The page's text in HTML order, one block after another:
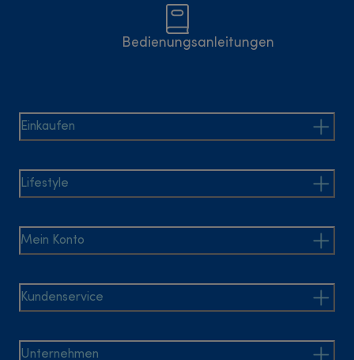
Bedienungsanleitungen
Einkaufen
Lifestyle
Mein Konto
Kundenservice
Unternehmen